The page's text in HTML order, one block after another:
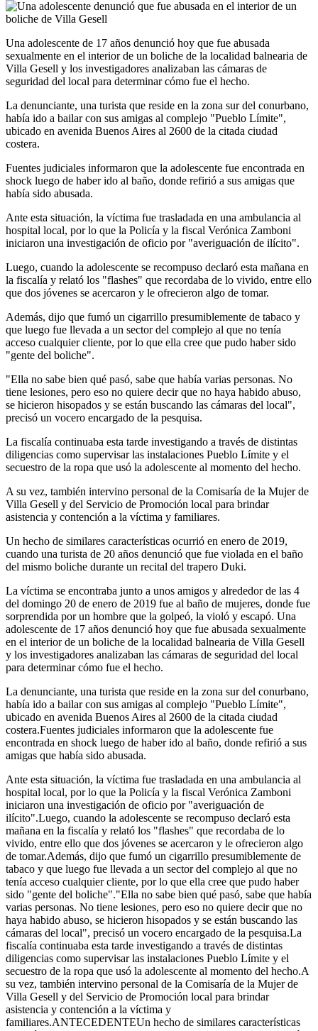
Una adolescente de 17 años denunció hoy que fue abusada
sexualmente en el interior de un boliche de la localidad balnearia de
Villa Gesell y los investigadores analizaban las cámaras de
seguridad del local para determinar cómo fue el hecho.
La denunciante, una turista que reside en la zona sur del conurbano,
había ido a bailar con sus amigas al complejo "Pueblo Límite",
ubicado en avenida Buenos Aires al 2600 de la citada ciudad
costera.
Fuentes judiciales informaron que la adolescente fue encontrada en
shock luego de haber ido al baño, donde refirió a sus amigas que
había sido abusada.
Ante esta situación, la víctima fue trasladada en una ambulancia al
hospital local, por lo que la Policía y la fiscal Verónica Zamboni
iniciaron una investigación de oficio por "averiguación de ilícito".
Luego, cuando la adolescente se recompuso declaró esta mañana en
la fiscalía y relató los "flashes" que recordaba de lo vivido, entre ello
que dos jóvenes se acercaron y le ofrecieron algo de tomar.
Además, dijo que fumó un cigarrillo presumiblemente de tabaco y
que luego fue llevada a un sector del complejo al que no tenía
acceso cualquier cliente, por lo que ella cree que pudo haber sido
"gente del boliche".
"Ella no sabe bien qué pasó, sabe que había varias personas. No
tiene lesiones, pero eso no quiere decir que no haya habido abuso,
se hicieron hisopados y se están buscando las cámaras del local",
precisó un vocero encargado de la pesquisa.
La fiscalía continuaba esta tarde investigando a través de distintas
diligencias como supervisar las instalaciones Pueblo Límite y el
secuestro de la ropa que usó la adolescente al momento del hecho.
A su vez, también intervino personal de la Comisaría de la Mujer de
Villa Gesell y del Servicio de Promoción local para brindar
asistencia y contención a la víctima y familiares.
Un hecho de similares características ocurrió en enero de 2019,
cuando una turista de 20 años denunció que fue violada en el baño
del mismo boliche durante un recital del trapero Duki.
La víctima se encontraba junto a unos amigos y alrededor de las 4
del domingo 20 de enero de 2019 fue al baño de mujeres, donde fue
sorprendida por un hombre que la golpeó, la violó y escapó. Una
adolescente de 17 años denunció hoy que fue abusada sexualmente
en el interior de un boliche de la localidad balnearia de Villa Gesell
y los investigadores analizaban las cámaras de seguridad del local
para determinar cómo fue el hecho.
La denunciante, una turista que reside en la zona sur del conurbano,
había ido a bailar con sus amigas al complejo "Pueblo Límite",
ubicado en avenida Buenos Aires al 2600 de la citada ciudad
costera.Fuentes judiciales informaron que la adolescente fue
encontrada en shock luego de haber ido al baño, donde refirió a sus
amigas que había sido abusada.
Ante esta situación, la víctima fue trasladada en una ambulancia al
hospital local, por lo que la Policía y la fiscal Verónica Zamboni
iniciaron una investigación de oficio por "averiguación de
ilícito".Luego, cuando la adolescente se recompuso declaró esta
mañana en la fiscalía y relató los "flashes" que recordaba de lo
vivido, entre ello que dos jóvenes se acercaron y le ofrecieron algo
de tomar.Además, dijo que fumó un cigarrillo presumiblemente de
tabaco y que luego fue llevada a un sector del complejo al que no
tenía acceso cualquier cliente, por lo que ella cree que pudo haber
sido "gente del boliche"."Ella no sabe bien qué pasó, sabe que había
varias personas. No tiene lesiones, pero eso no quiere decir que no
haya habido abuso, se hicieron hisopados y se están buscando las
cámaras del local", precisó un vocero encargado de la pesquisa.La
fiscalía continuaba esta tarde investigando a través de distintas
diligencias como supervisar las instalaciones Pueblo Límite y el
secuestro de la ropa que usó la adolescente al momento del hecho.A
su vez, también intervino personal de la Comisaría de la Mujer de
Villa Gesell y del Servicio de Promoción local para brindar
asistencia y contención a la víctima y
familiares.ANTECEDENTEUn hecho de similares características